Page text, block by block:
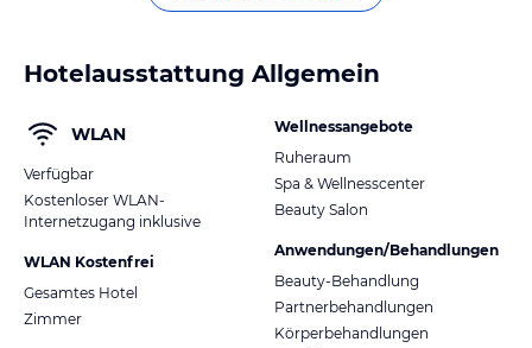
Hotelausstattung Allgemein
WLAN
Verfügbar
Kostenloser WLAN-
Internetzugang inklusive
WLAN Kostenfrei
Gesamtes Hotel
Zimmer
Wellnessangebote
Ruheraum
Spa & Wellnesscenter
Beauty Salon
Anwendungen/Behandlungen
Beauty-Behandlung
Partnerbehandlungen
Körperbehandlungen